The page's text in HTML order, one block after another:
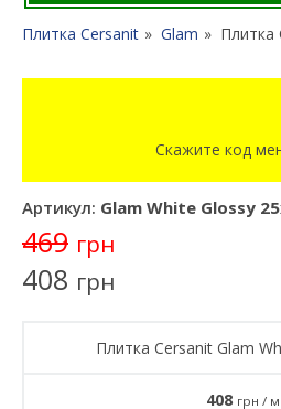
Плитка Cersanit Glam Плитка
Скажите код
Артикул: Glam White Glossy
469 грн
408 грн
Плитка Cersanit Glam
408 грн /